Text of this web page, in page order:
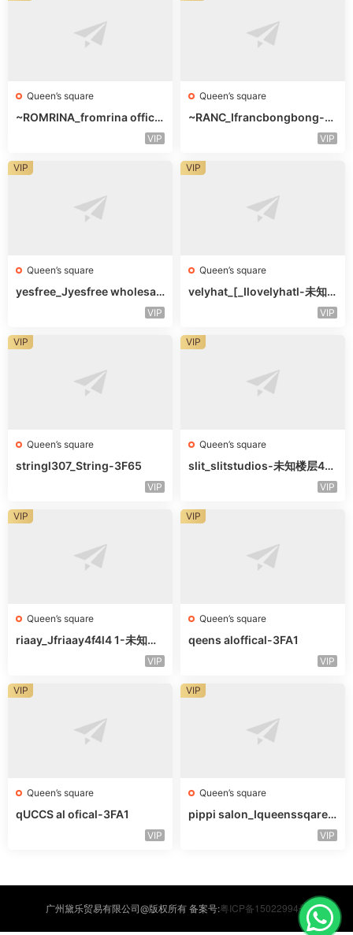
Queen’s square
~ROMRINA_fromrina officia
VIP
Queen’s square
~RANC_Ifrancbongbong-未
VIP
Queen’s square
yesfree_Jyesfree wholesal
VIP
VIP
Queen’s square
velyhat_[_Ilovelyhatl-未知
VIP
VIP
Queen’s square
stringl307_String-3F65
VIP
VIP
Queen’s square
slit_slitstudios-未知楼层415
VIP
VIP
Queen’s square
riaay_Jfriaay4f4l4 1-未知楼
VIP
VIP
Queen’s square
qeens aloffical-3FA1
VIP
VIP
Queen’s square
qUCCS al ofical-3FA1
VIP
VIP
Queen’s square
pippi salon_Iqueenssqareo
VIP
VIP
广州黛乐贸易有限公司@版权所有 备案号:粤ICP备15022994号